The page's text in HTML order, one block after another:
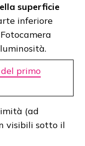
superficie
inferiore
primo
(ad
visibili sotto il